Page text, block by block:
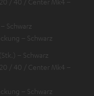
Schwarz
– Schwarz
– Schwarz
20 / 40 / Center Mk4 –
– Schwarz